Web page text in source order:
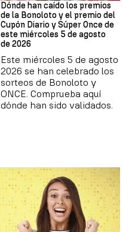
Dónde han caído los premios
de la Bonoloto y el premio del
Cupón Diario y Súper Once de
este miércoles 5 de agosto
de 2026
Este miércoles 5 de agosto
2026 se han celebrado los
sorteos de Bonoloto y
ONCE. Comprueba aquí
dónde han sido validados.